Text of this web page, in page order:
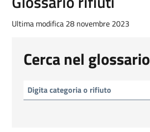
Ultima modifica 28 novembre 2023
Cerca nel glossario